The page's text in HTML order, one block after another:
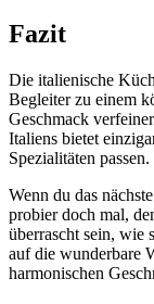
Fazit
Die italienische
Begleiter zu einem
Geschmack
Italiens bietet
Spezialitäten passen.
Wenn du das
probier doch mal,
überrascht sein, wie
auf die wunderbare
harmonischen